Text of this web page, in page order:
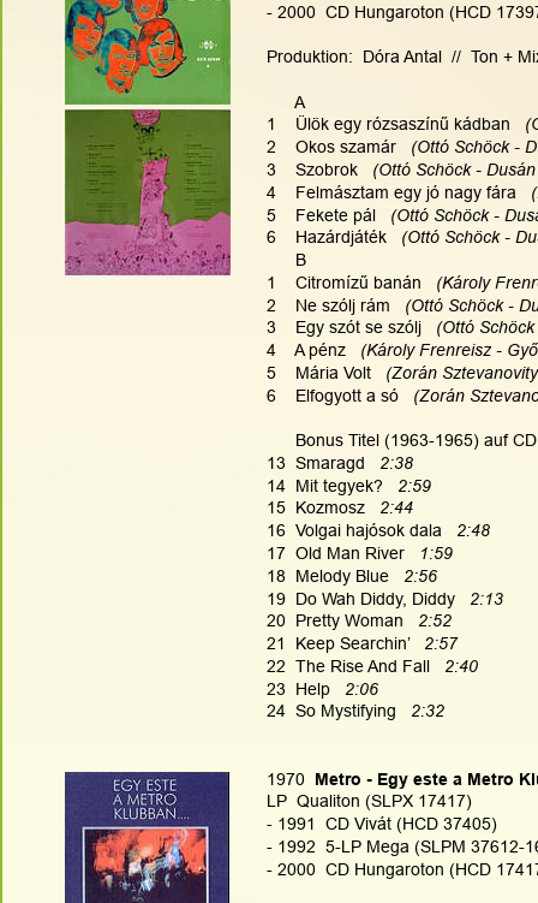
- 2000  CD Hungaroton (HCD
Produktion:  Dóra Antal  //  Ton +
      A
1    Ülök egy rózsaszínű kádban
2    Okos szamár (Ottó Schöck -
3    Szobrok (Ottó Schöck -
4    Felmásztam egy jó nagy fára
5    Fekete pál
(Ottó Schöck -
6    Hazárdjáték (Ottó Schöck -
      B
1    Citromízű banán (Károly
2    Ne szólj rám
(Ottó Schöck -
3    Egy szót se szólj (Ottó
4    A pénz (Károly Frenreisz -
5    Mária Volt
(Zorán
6    Elfogyott a só (Zorán
      Bonus Titel (1963-1965) auf CD
13  Smaragd
2:38
14  Mit tegyek? 2:59
15  Kozmosz 2:44
16  Volgai hajósok dala 2:48
17  Old Man River
1:59
18  Melody Blue 2:56
19  Do Wah Diddy, Diddy 2:13
20  Pretty Woman 2:52
21  Keep Searchin’ 2:57
22  The Rise And Fall 2:40
23  Help 2:06
24  So Mystifying 2:32
1970
Metro - Egy este a Metro
LP  Qualiton (SLPX 17417)
- 1991  CD Vivát (HCD 37405)
- 1992  5-LP Mega (SLPM 37612-
- 2000  CD Hungaroton (HCD